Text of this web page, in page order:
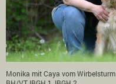
Monika mit Caya vom Wirbelsturm